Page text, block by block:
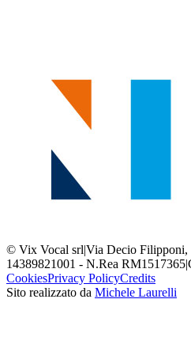
© Vix Vocal srl|Via Decio Filipponi,
14389821001 - N.Rea RM1517365|
CookiesPrivacy PolicyCredits
Sito realizzato da Michele Laurelli